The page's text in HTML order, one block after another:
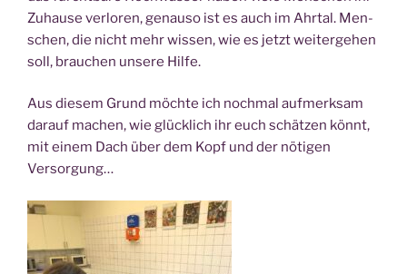
Zuhau­se ver­lo­ren, genau­so ist es auch im Ahrtal. Men­
schen, die nicht mehr wis­sen, wie es jetzt wei­ter­ge­hen
soll, brau­chen unse­re Hilfe.
Aus die­sem Grund möch­te ich noch­mal auf­merk­sam
dar­auf machen, wie glück­lich ihr euch schät­zen könnt,
mit einem Dach über dem Kopf und der nöti­gen
Versorgung…